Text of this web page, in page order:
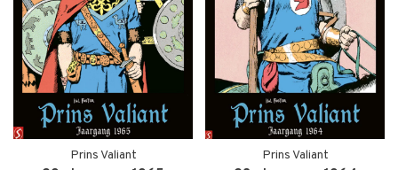
Prins Valiant Prins Valiant